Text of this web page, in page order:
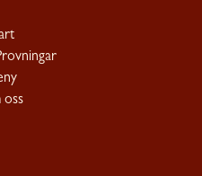
oss